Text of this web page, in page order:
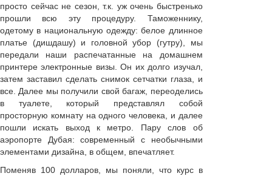
просто сейчас не сезон, т.к. уж очень быстренько
прошли всю эту процедуру. Таможеннику,
одетому в национальную одежду: белое длинное
платье (дишдашу) и головной убор (гутру), мы
передали наши распечатанные на домашнем
принтере электронные визы. Он их долго изучал,
затем заставил сделать снимок сетчатки глаза, и
все. Далее мы получили свой багаж, переоделись
в туалете, который представлял собой
просторную комнату на одного человека, и далее
пошли искать выход к метро. Пару слов об
аэропорте Дубая: современный с необычными
элементами дизайна, в общем, впечатляет.
Поменяв 100 долларов, мы поняли, что курс в